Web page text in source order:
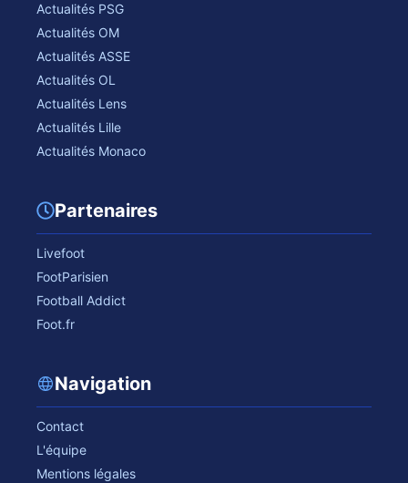
Actualités PSG
Actualités OM
Actualités ASSE
Actualités OL
Actualités Lens
Actualités Lille
Actualités Monaco
Partenaires
Livefoot
FootParisien
Football Addict
Foot.fr
Navigation
Contact
L'équipe
Mentions légales